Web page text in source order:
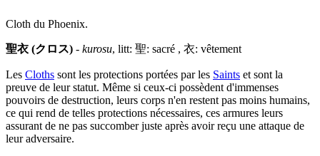
Cloth du Phoenix.
聖衣 (クロス) - kurosu, litt: 聖: sacré , 衣: vêtement
Les Cloths sont les protections portées par les Saints et sont la
preuve de leur statut. Même si ceux-ci possèdent d'immenses
pouvoirs de destruction, leurs corps n'en restent pas moins humains,
ce qui rend de telles protections nécessaires, ces armures leurs
assurant de ne pas succomber juste après avoir reçu une attaque de
leur adversaire.